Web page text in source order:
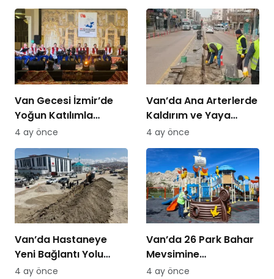
Van Gecesi İzmir’de
Yoğun Katılımla
Düzenlendi
4 ay önce
Van’da Ana Arterlerde
Kaldırım ve Yaya
Yolları Yenileniyor
4 ay önce
Van’da Hastaneye
Yeni Bağlantı Yolu
Yapılıyor
4 ay önce
Van’da 26 Park Bahar
Mevsimine
Hazırlanıyor
4 ay önce